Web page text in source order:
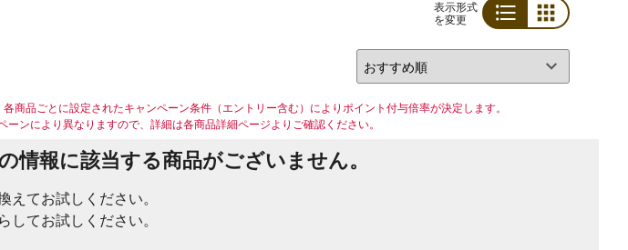
表示形式
を変更
商品ごとに設定されたキャンペーン条件（エントリー含む）によりポイント付与倍率が決定します。
ンにより異なりますので、詳細は各商品詳細ページよりご確認ください。
情報に該当する商品がございません。
えてお試しください。
してお試しください。